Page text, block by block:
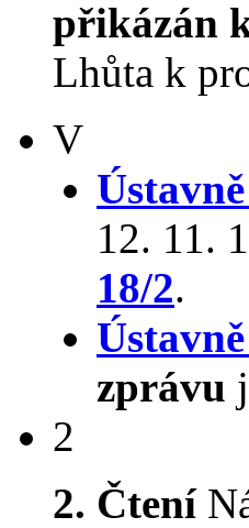
přikázán
Lhůta k
V
12. 11.
18/2.
zprávu
2
2. Čtení